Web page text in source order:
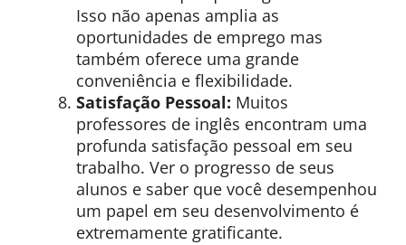
Isso não apenas amplia as
oportunidades de emprego mas
também oferece uma grande
conveniência e flexibilidade.
Satisfação Pessoal: Muitos
professores de inglês encontram uma
profunda satisfação pessoal em seu
trabalho. Ver o progresso de seus
alunos e saber que você desempenhou
um papel em seu desenvolvimento é
extremamente gratificante.